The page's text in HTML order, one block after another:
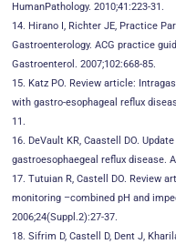
HumanPathology. 2010;41:223-31.
14. Hirano I, Richter JE, Practice
Gastroenterology. ACG practice
Gastroenterol. 2007;102:668-85.
15. Katz PO. Review article:
with gastro-esophageal reflux
11.
16. DeVault KR, Caastell DO.
gastroesophaegeal reflux disease.
17. Tutuian R, Castell DO. Review
monitoring –combined pH and
2006;24(Suppl.2):27-37.
18. Sifrim D, Castell D, Dent J,